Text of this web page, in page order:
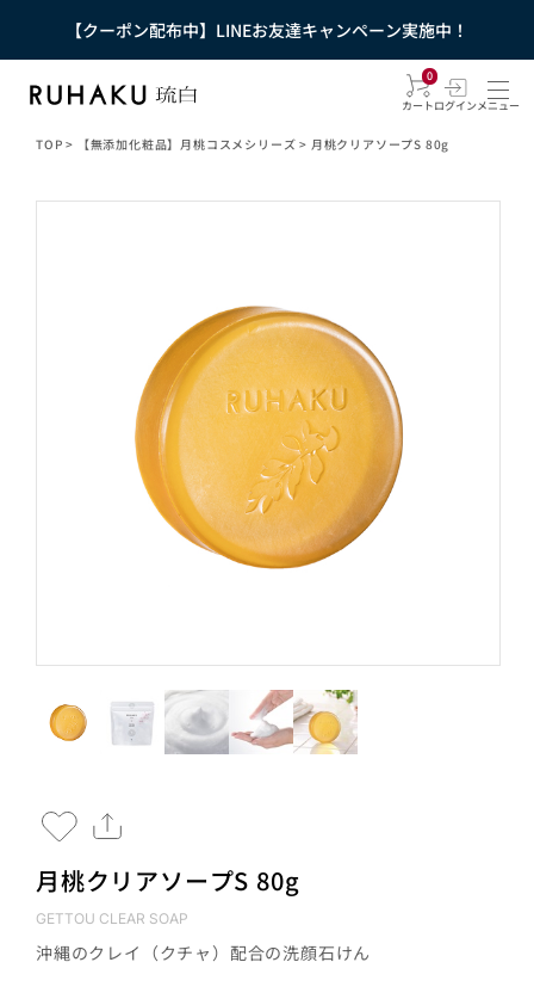
【クーポン配布中】LINEお友達キャンペーン実施中！
0
カートログインメニュー
TOP > 【無添加化粧品】月桃コスメシリーズ > 月桃クリアソープS 80g
月桃クリアソープS 80g
GETTOU CLEAR SOAP
沖縄のクレイ（クチャ）配合の洗顔石けん